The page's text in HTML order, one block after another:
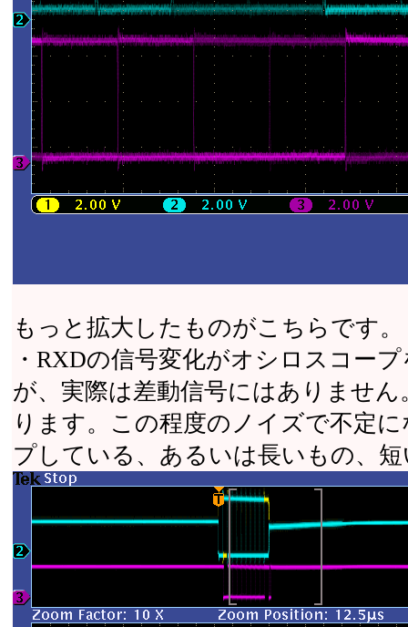
もっと拡大したものがこちらです。
・RXDの信号変化がオシロスコー
が、実際は差動信号にはありませ
ります。この程度のノイズで不定
プしている、あるいは長いもの、